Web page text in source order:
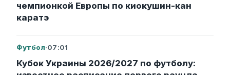
чемпионкой Европы по киокушин-кан
каратэ
Футбол·07:01
Кубок Украины 2026/2027 по футболу: